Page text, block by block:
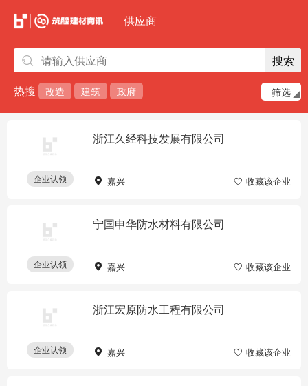
供应商
搜索
热搜
改造 建筑 政府 筛选
企业认领
浙江久经科技发展有限公司
嘉兴 收藏该企业
企业认领
宁国申华防水材料有限公司
嘉兴 收藏该企业
企业认领
浙江宏原防水工程有限公司
嘉兴 收藏该企业